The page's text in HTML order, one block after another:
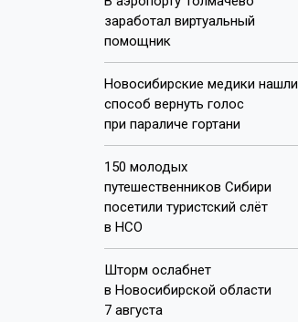
заработал виртуальный
помощник
Новосибирские медики нашли
способ вернуть голос
при параличе гортани
150 молодых
путешественников Сибири
посетили туристский слёт
в НСО
Шторм ослабнет
в Новосибирской области
7 августа